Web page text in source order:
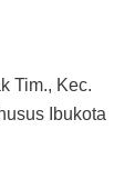
Tim., Kec.
Ibukota